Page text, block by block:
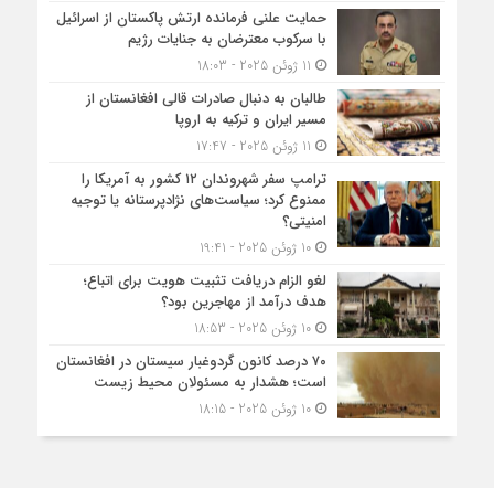
حمایت علنی فرمانده ارتش پاکستان از اسرائیل
با سرکوب معترضان به جنایات رژیم
طالبان به دنبال صادرات قالی افغانستان از
مسیر ایران و ترکیه به اروپا
ترامپ سفر شهروندان ۱۲ کشور به آمریکا را
ممنوع کرد؛ سیاست‌های نژادپرستانه یا توجیه
امنیتی؟
10 ژوئن 2025 - 19:41
لغو الزام دریافت تثبیت هویت برای اتباع؛
هدف درآمد از مهاجرین بود؟
10 ژوئن 2025 - 18:53
۷۰ درصد کانون گردوغبار سیستان در افغانستان
است؛ هشدار به مسئولان محیط زیست
10 ژوئن 2025 - 18:15